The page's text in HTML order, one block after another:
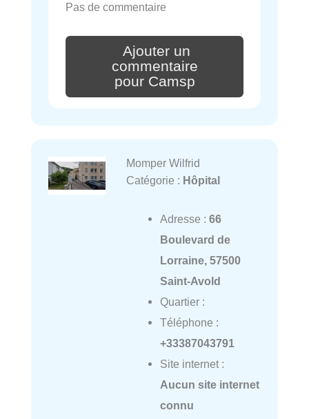
Pas de commentaire
Ajouter un
commentaire
pour Camsp
Momper Wilfrid
Catégorie : Hôpital
Adresse : 66
Boulevard de
Lorraine, 57500
Saint-Avold
Quartier :
Téléphone :
+33387043791
Site internet :
Aucun site internet
connu